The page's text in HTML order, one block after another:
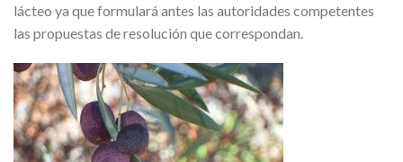
lácteo ya que formulará antes las autoridades competentes
las propuestas de resolución que correspondan.